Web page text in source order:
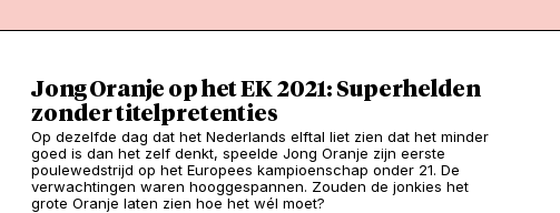
Jong Oranje op het EK 2021: Superhelden
zonder titelpretenties
Op dezelfde dag dat het Nederlands elftal liet zien dat het minder
goed is dan het zelf denkt, speelde Jong Oranje zijn eerste
poulewedstrijd op het Europees kampioenschap onder 21. De
verwachtingen waren hooggespannen. Zouden de jonkies het
grote Oranje laten zien hoe het wél moet?